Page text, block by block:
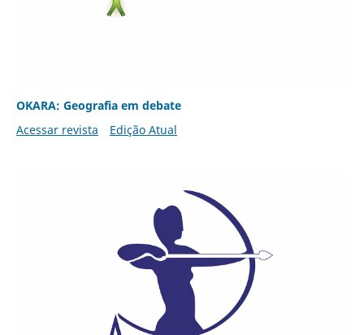
OKARA: Geografia em debate
Acessar revista
Edição Atual